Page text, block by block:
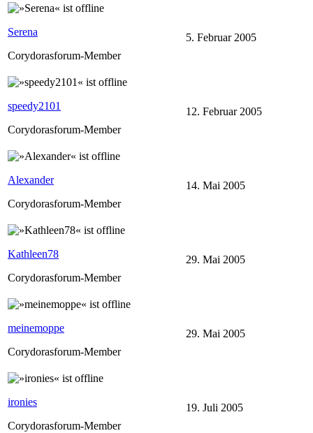
Serena
Corydorasforum-Member
5. Februar 2005
speedy2101
Corydorasforum-Member
12. Februar 2005
Alexander
Corydorasforum-Member
14. Mai 2005
Kathleen78
Corydorasforum-Member
29. Mai 2005
meinemoppe
Corydorasforum-Member
29. Mai 2005
ironies
Corydorasforum-Member
19. Juli 2005